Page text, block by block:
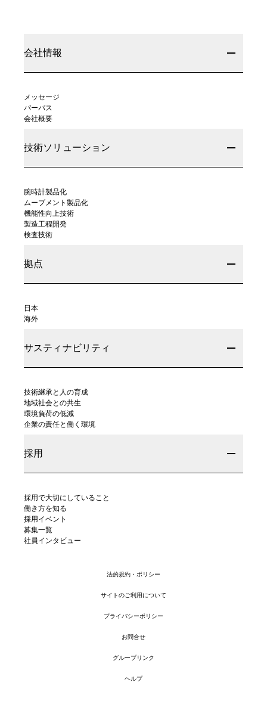
会社情報
メッセージ
パーパス
会社概要
技術ソリューション
腕時計製品化
ムーブメント製品化
機能性向上技術
製造工程開発
検査技術
拠点
日本
海外
サスティナビリティ
技術継承と人の育成
地域社会との共生
環境負荷の低減
企業の責任と働く環境
採用
採用で大切にしていること
働き方を知る
採用イベント
募集一覧
社員インタビュー
法的規約・ポリシー
サイトのご利用について
プライバシーポリシー
お問合せ
グループリンク
ヘルプ